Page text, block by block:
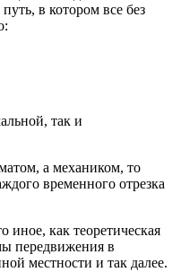
в котором все без
так и
а механиком, то
временного отрезка
иное, как теоретическая
передвижения в
местности и так далее.